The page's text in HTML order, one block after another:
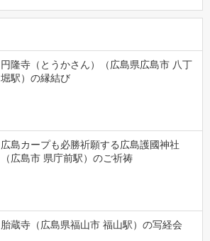
円隆寺（とうかさん）（広島県広島市 八丁
堀駅）の縁結び
広島カープも必勝祈願する広島護國神社
（広島市 県庁前駅）のご祈祷
胎蔵寺（広島県福山市 福山駅）の写経会